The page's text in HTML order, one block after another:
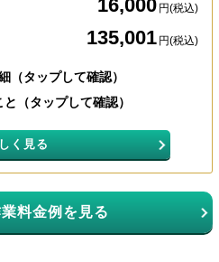
16,000 円(税込)
135,001 円(税込)
（タップして確認）
（タップして確認）
く見る
料金例を見る